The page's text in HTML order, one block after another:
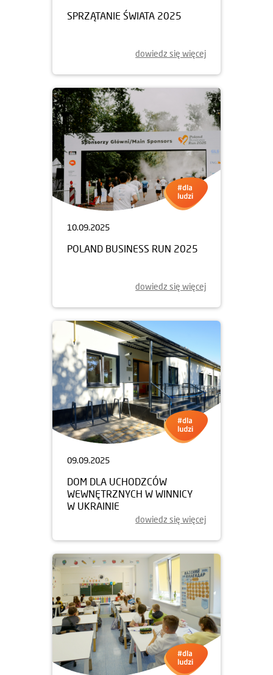
SPRZĄTANIE ŚWIATA 2025
dowiedz się więcej
10.09.2025
POLAND BUSINESS RUN 2025
dowiedz się więcej
09.09.2025
DOM DLA UCHODZCÓW
WEWNĘTRZNYCH W WINNICY
W UKRAINIE
dowiedz się więcej